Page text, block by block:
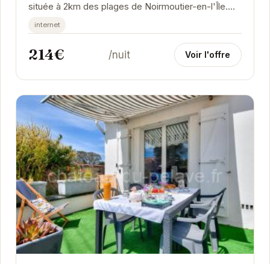
située à 2km des plages de Noirmoutier-en-l'Île.
Idéal pour des vacances en famille ou entre...
internet
214€ /nuit Voir l'offre